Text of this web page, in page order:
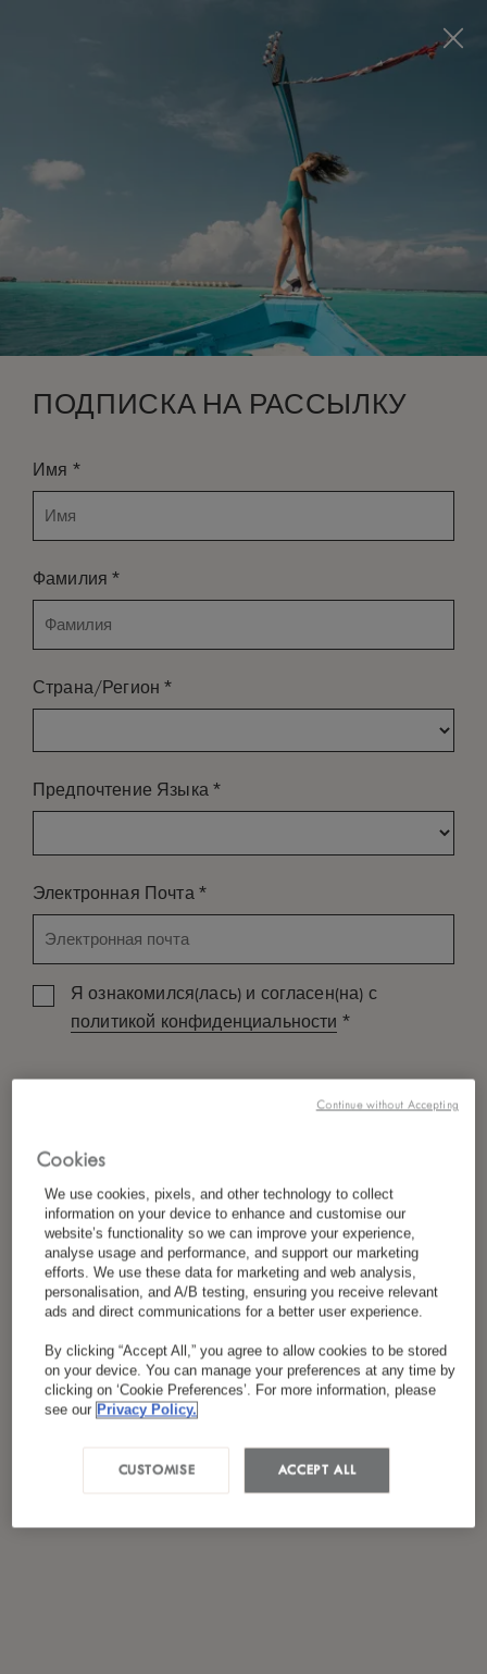
to enhance your experience
and make your visit easier and more comfortable.
ЗАБРОНИРОВАТЬ
БЕСПЛАТНАЯ ОТМЕНА
ПОДПИСКА НА РАССЫЛКУ
Имя *
Фамилия*
Страна/Регион*
Предпочтение Языка*
Электронная Почта *
Я ознакомился(лась) и согласен(на) с
политикой конфиденциальности *
Cookies
We use cookies, pixels, and other technology to collect
information on your device to enhance and customise our
website’s functionality so we can improve your experience,
analyse usage and performance, and support our marketing
efforts. We use these data for marketing and web analysis,
personalisation, and A/B testing, ensuring you receive relevant
ads and direct communications for a better user experience.
By clicking “Accept All,” you agree to allow cookies to be stored
on your device. You can manage your preferences at any time by
clicking on ‘Cookie Preferences’. For more information, please
see our Privacy Policy.
ACCEPT ALL
CUSTOMISE
Continue without Accepting